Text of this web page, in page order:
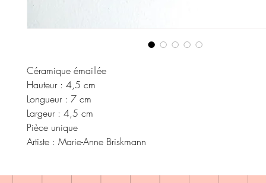
Céramique émaillée
Hauteur : 4,5 cm
Longueur : 7 cm
Largeur : 4,5 cm
Pièce unique
Artiste : Marie-Anne Briskmann